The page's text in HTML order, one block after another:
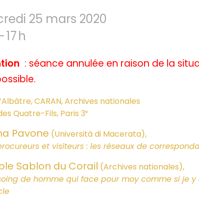
25 mars 2020
17 h
: séance annulée en raison de la
CARAN, Archives nationales
Quatre-Fils, Paris 3e
Pavone (Università di Macerata),
et visiteurs : les réseaux de
Sablon du Corail (Archives nationales),
de homme qui face pour moy comme si je